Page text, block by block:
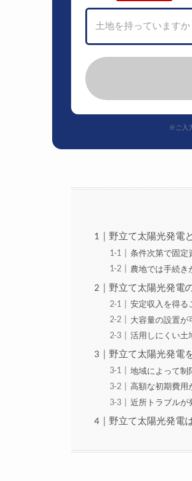
土地を持っていますか
※ご入
野立て太陽光発電
条件次第で固定
農地では手続き
野立て太陽光発電
安定収入を得る
大容量の設置が
活用しにくい土
野立て太陽光発電
地域によって制
高額な初期費用
近所トラブルが
野立て太陽光発電